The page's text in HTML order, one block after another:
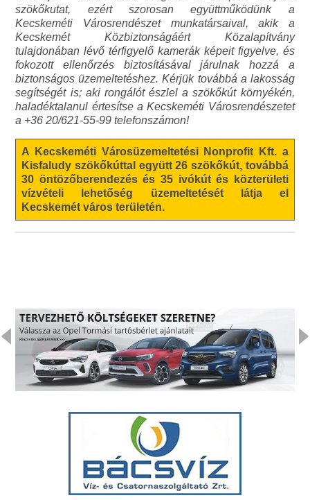
szökőkutat, ezért szorosan együttműködünk a
Kecskeméti Városrendészet munkatársaival, akik a
Kecskemét Közbiztonságáért Közalapítvány
tulajdonában lévő térfigyelő kamerák képeit figyelve, és
fokozott ellenőrzés biztosításával járulnak hozzá a
biztonságos üzemeltetéshez. Kérjük továbbá a lakosság
segítségét is; aki rongálót észlel a szökőkút környékén,
haladéktalanul értesítse a Kecskeméti Városrendészetet
a +36 20/621-55-99 telefonszámon!
A Kecskeméti Városüzemeltetési Nonprofit Kft. a
Kisfaludy szökőkúttal együtt 26 szökőkút, továbbá
30 öntözőberendezés és 35 ivókút és közterületi
vízvételi lehetőség üzemeltetését látja el
Kecskemét város területén.